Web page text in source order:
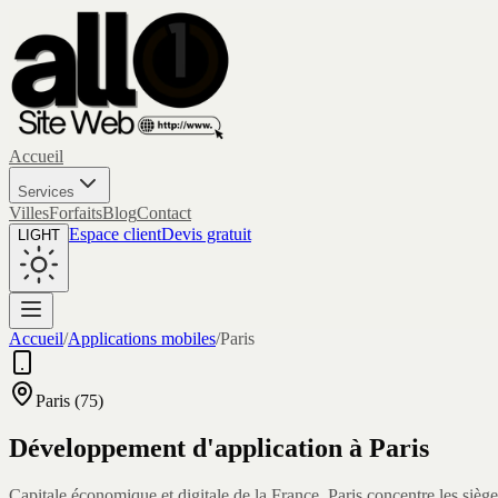
Accueil
Services
VillesForfaitsBlogContact
LIGHT Espace clientDevis gratuit
Accueil/Applications mobiles/Paris
Paris (75)
Développement d'application à Paris